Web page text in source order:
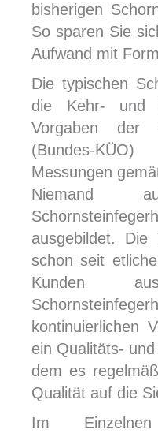
bisherigen
So sparen Sie
Aufwand mit
Die typischen
die Kehr- und
Vorgaben der
(Bundes-
Messungen
Niemand
ausgebildet. Die
schon seit
Kunden
kontinuierlichen
ein Qualitäts-
dem es
Qualität auf die
Im